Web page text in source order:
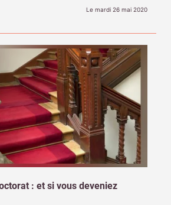
Le mardi 26 mai 2020
: et si vous deveniez